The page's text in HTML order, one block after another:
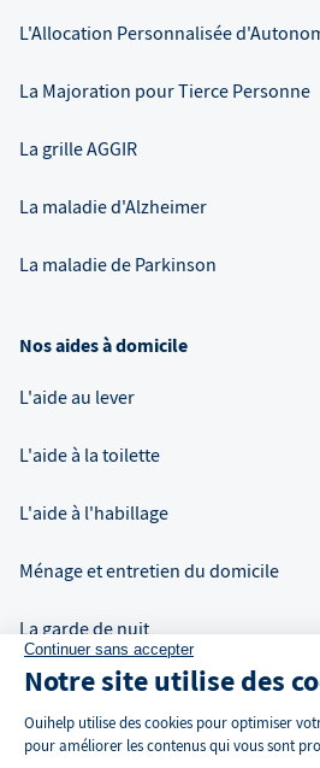
L'Allocation Personnalisée
La Majoration pour Tierce Personne
La grille AGGIR
La maladie d'Alzheimer
La maladie de Parkinson
Nos aides à domicile
L'aide au lever
L'aide à la toilette
L'aide à l'habillage
Ménage et entretien du domicile
La garde de nuit
Auxiliaire de vie à domicile
Continuer sans accepter
Notre site utilise des
Ouihelp utilise des cookies pour optimiser
pour améliorer les contenus qui vous sont